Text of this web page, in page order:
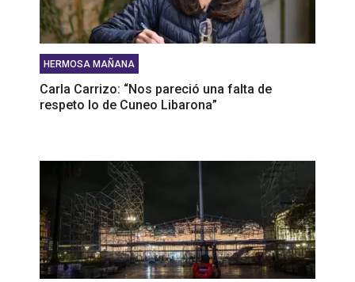
HERMOSA MAÑANA
Carla Carrizo: “Nos pareció una falta de
respeto lo de Cuneo Libarona”